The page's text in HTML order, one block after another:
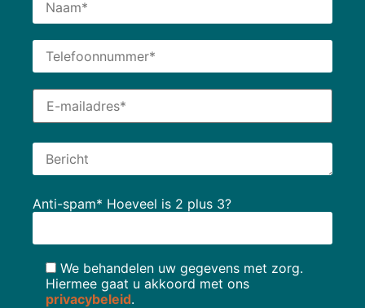
Anti-spam* Hoeveel is 2 plus 3?
We behandelen uw gegevens met zorg.
Hiermee gaat u akkoord met ons
privacybeleid.